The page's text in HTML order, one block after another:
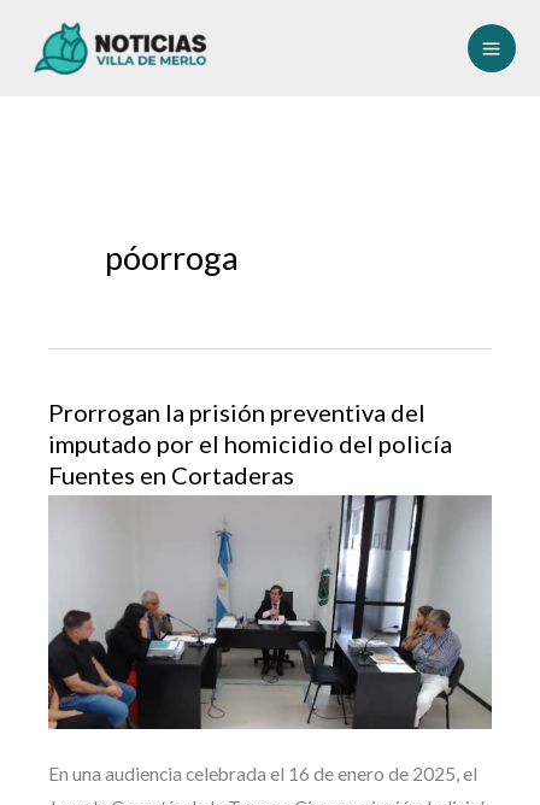
póorroga
Prorrogan la prisión preventiva del
imputado por el homicidio del policía
Fuentes en Cortaderas
En una audiencia celebrada el 16 de enero de 2025, el